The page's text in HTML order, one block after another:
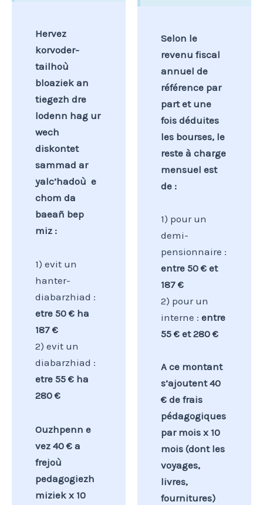
Hervez
korvoder-
tailhoù
bloaziek an
tiegezh dre
lodenn hag ur
wech
diskontet
sammad ar
yalc’hadoù e
chom da
baeañ bep
miz :
1) evit un
hanter-
diabarzhiad :
etre 50 € ha
187 €
2) evit un
diabarzhiad :
etre 55 € ha
280 €
Ouzhpenn e
vez 40 € a
frejoù
pedagogiezh
miziek x 10
Selon le
revenu fiscal
annuel de
référence par
part et une
fois déduites
les bourses, le
reste à charge
mensuel est
de :
1) pour un
demi-
pensionnaire :
entre 50 € et
187 €
2) pour un
interne : entre
55 € et 280 €
A ce montant
s’ajoutent 40
€ de frais
pédagogiques
par mois x 10
mois (dont les
voyages,
livres,
fournitures)